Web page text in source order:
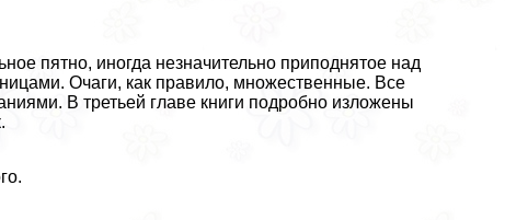
пятно, иногда незначительно приподнятое над
Очаги, как правило, множественные. Все
В третьей главе книги подробно изложены